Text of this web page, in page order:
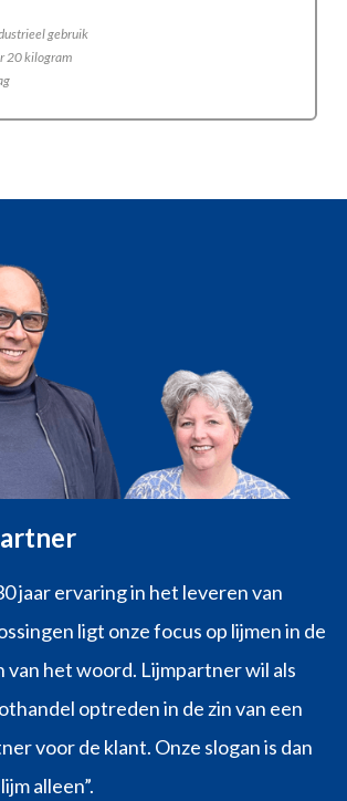
gebruik
20 kilogram
jaar ervaring in het leveren van
ligt onze focus op lijmen in de
van het woord. Lijmpartner wil als
optreden in de zin van een
voor de klant. Onze slogan is dan
alleen”.